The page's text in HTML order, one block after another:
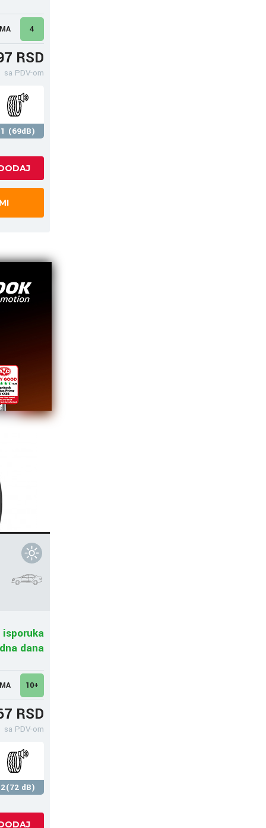
4
RSD
sa PDV-om
1 (69dB)
dana
10+
RSD
sa PDV-om
2(72 dB)